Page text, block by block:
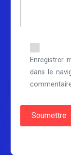
Enregistrer
dans le